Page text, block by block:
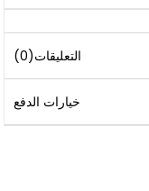
التعليقات(0)
خيارات الدفع